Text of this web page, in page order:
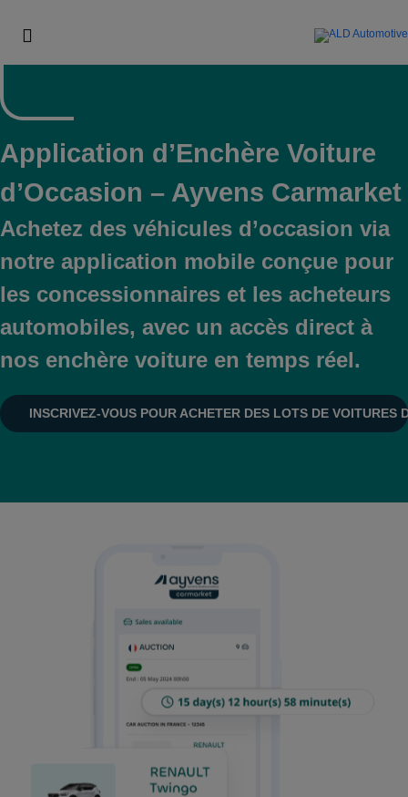
Application d’Enchère Voiture
d’Occasion – Ayvens Carmarket
Achetez des véhicules d’occasion via
notre application mobile conçue pour
les concessionnaires et les acheteurs
automobiles, avec un accès direct à
nos enchère voiture en temps réel.
INSCRIVEZ‑VOUS POUR ACHETER DES LOTS DE VOITURES